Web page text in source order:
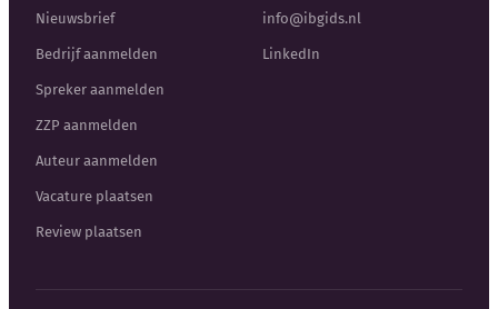
Nieuwsbrief
Bedrijf aanmelden
Spreker aanmelden
ZZP aanmelden
Auteur aanmelden
Vacature plaatsen
Review plaatsen
info@ibgids.nl
LinkedIn